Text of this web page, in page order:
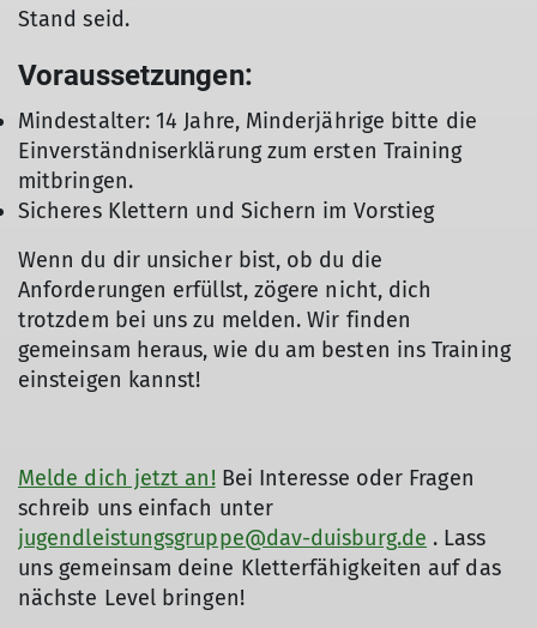
Stand seid.
Voraussetzungen:
Mindestalter: 14 Jahre, Minderjährige bitte die
Einverständniserklärung zum ersten Training
mitbringen.
Sicheres Klettern und Sichern im Vorstieg
Wenn du dir unsicher bist, ob du die
Anforderungen erfüllst, zögere nicht, dich
trotzdem bei uns zu melden. Wir finden
gemeinsam heraus, wie du am besten ins Training
einsteigen kannst!
Melde dich jetzt an!Bei Interesse oder Fragen
schreib uns einfach unter
jugendleistungsgruppe@dav-duisburg.de . Lass
uns gemeinsam deine Kletterfähigkeiten auf das
nächste Level bringen!